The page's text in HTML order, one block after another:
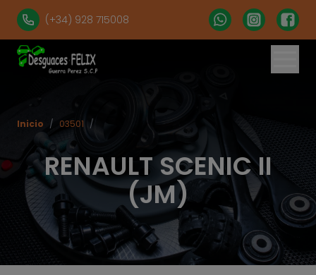
(+34) 928 715008
RENAULT SCENIC II
(JM)
Inicio / 03501 /